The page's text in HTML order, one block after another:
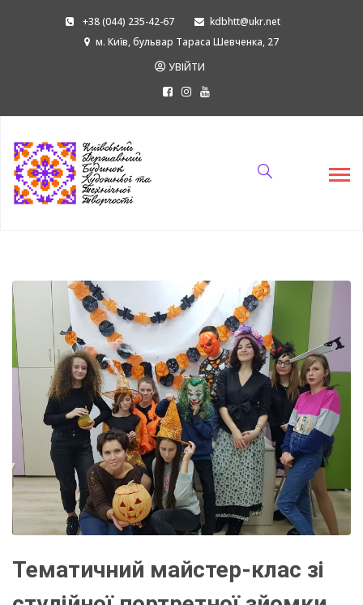
+38 (044) 235-42-67
kdbhtt@ukr.net
м. Київ, бульвар Тараса Шевченка, 27
УВІЙТИ
Тематичний майстер-клас зі